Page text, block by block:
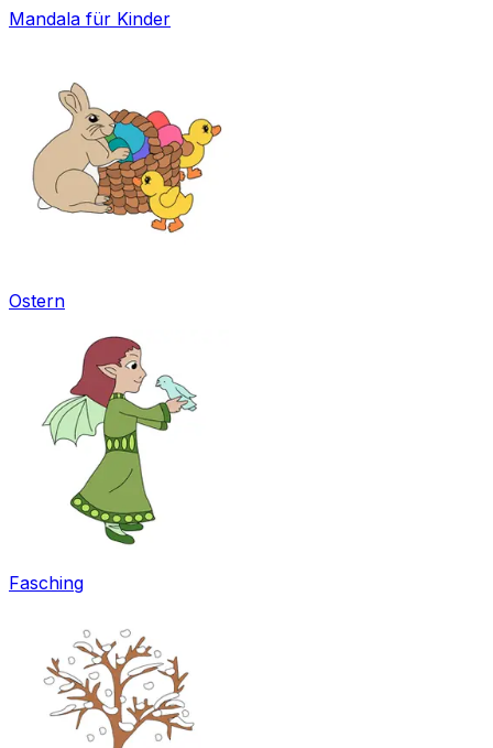
Mandala für Kinder
Ostern
Fasching